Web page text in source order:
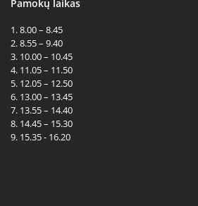
Pamokų laikas
1. 8.00 – 8.45
2. 8.55 – 9.40
3. 10.00 – 10.45
4. 11.05 – 11.50
5. 12.05 – 12.50
6. 13.00 – 13.45
7. 13.55 – 14.40
8. 14.45 – 15.30
9. 15.35 - 16.20